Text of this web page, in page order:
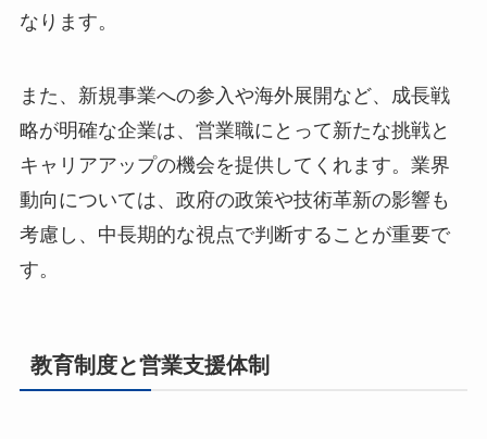
なります。
また、新規事業への参入や海外展開など、成長戦
略が明確な企業は、営業職にとって新たな挑戦と
キャリアアップの機会を提供してくれます。業界
動向については、政府の政策や技術革新の影響も
考慮し、中長期的な視点で判断することが重要で
す。
教育制度と営業支援体制